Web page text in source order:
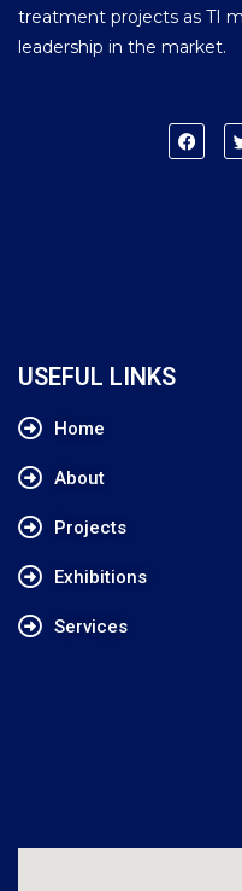
treatment projects as TI
leadership in the market.
USEFUL LINKS
Home
About
Projects
Exhibitions
Services